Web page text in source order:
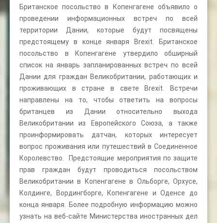
Британское посольство в Копенгагене объявило о
проведении информационных встреч по всей
территории Дании, которые будут посвящены
предстоящему в конце января Brexit. Британское
посольство в Копенгагене утвердило обширный
список на январь запланированных встреч по всей
Дании для граждан Великобритании, работающих и
проживающих в стране в свете Brexit. Встречи
направлены на то, чтобы ответить на вопросы
британцев из Дании относительно выхода
Великобритании из Европейского Союза, а также
проинформировать датчан, которых интересует
вопрос проживания или путешествий в Соединенное
Королевство. Предстоящие мероприятия по защите
прав граждан будут проводиться посольством
Великобритании в Копенгагене в Ольборге, Орхусе,
Колдинге, Вордингборге, Копенгагене и Оденсе до
конца января. Более подробную информацию можно
узнать на веб-сайте Министерства иностранных дел